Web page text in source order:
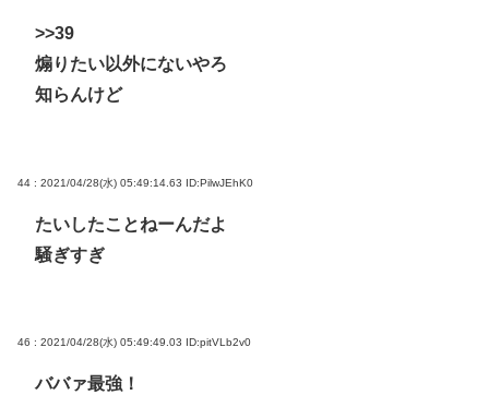
>>39
煽りたい以外にないやろ
知らんけど
44 : 2021/04/28(水) 05:49:14.63 ID:PilwJEhK0
たいしたことねーんだよ
騒ぎすぎ
46 : 2021/04/28(水) 05:49:49.03 ID:pitVLb2v0
ババァ最強！